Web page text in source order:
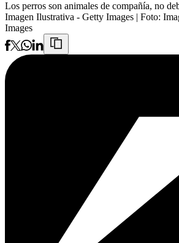
Los perros son animales de compañía, no
Imagen Ilustrativa - Getty Images | Foto:
Images